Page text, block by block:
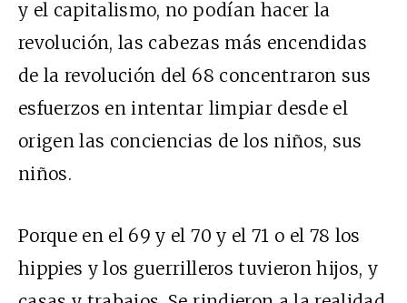
y el capitalismo, no podían hacer la
revolución, las cabezas más encendidas
de la revolución del 68 concentraron sus
esfuerzos en intentar limpiar desde el
origen las conciencias de los niños, sus
niños.
Porque en el 69 y el 70 y el 71 o el 78 los
hippies y los guerrilleros tuvieron hijos, y